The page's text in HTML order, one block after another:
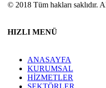
© 2018 Tüm hakları saklıdır.
HIZLI MENÜ
ANASAYFA
KURUMSAL
HİZMETLER
SEKTÖRLER